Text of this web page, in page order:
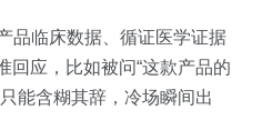
品临床数据、循证医学证据
回应，比如被问“这款产品的
能含糊其辞，冷场瞬间出